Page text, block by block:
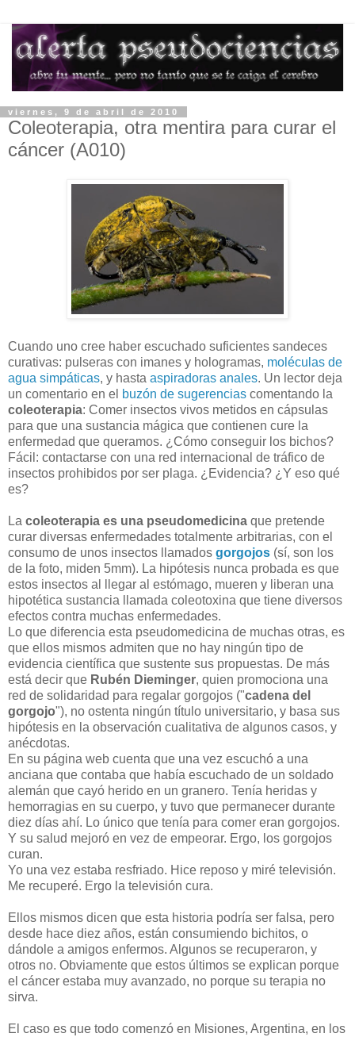
viernes, 9 de abril de 2010
Coleoterapia, otra mentira para curar el
cáncer (A010)
Cuando uno cree haber escuchado suficientes sandeces
curativas: pulseras con imanes y hologramas, moléculas de
agua simpáticas, y hasta aspiradoras anales. Un lector deja
un comentario en el buzón de sugerencias comentando la
coleoterapia: Comer insectos vivos metidos en cápsulas
para que una sustancia mágica que contienen cure la
enfermedad que queramos. ¿Cómo conseguir los bichos?
Fácil: contactarse con una red internacional de tráfico de
insectos prohibidos por ser plaga. ¿Evidencia? ¿Y eso qué
es?
La coleoterapia es una pseudomedicina que pretende
curar diversas enfermedades totalmente arbitrarias, con el
consumo de unos insectos llamados gorgojos (sí, son los
de la foto, miden 5mm). La hipótesis nunca probada es que
estos insectos al llegar al estómago, mueren y liberan una
hipotética sustancia llamada coleotoxina que tiene diversos
efectos contra muchas enfermedades.
Lo que diferencia esta pseudomedicina de muchas otras, es
que ellos mismos admiten que no hay ningún tipo de
evidencia científica que sustente sus propuestas. De más
está decir que Rubén Dieminger, quien promociona una
red de solidaridad para regalar gorgojos ("cadena del
gorgojo"), no ostenta ningún título universitario, y basa sus
hipótesis en la observación cualitativa de algunos casos, y
anécdotas.
En su página web cuenta que una vez escuchó a una
anciana que contaba que había escuchado de un soldado
alemán que cayó herido en un granero. Tenía heridas y
hemorragias en su cuerpo, y tuvo que permanecer durante
diez días ahí. Lo único que tenía para comer eran gorgojos.
Y su salud mejoró en vez de empeorar. Ergo, los gorgojos
curan.
Yo una vez estaba resfriado. Hice reposo y miré televisión.
Me recuperé. Ergo la televisión cura.
Ellos mismos dicen que esta historia podría ser falsa, pero
desde hace diez años, están consumiendo bichitos, o
dándole a amigos enfermos. Algunos se recuperaron, y
otros no. Obviamente que estos últimos se explican porque
el cáncer estaba muy avanzado, no porque su terapia no
sirva.
El caso es que todo comenzó en Misiones, Argentina, en los